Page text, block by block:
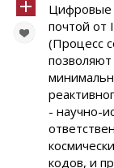
Цифровые
почтой от
(Процесс
позволяют
- научно-
кодов, и